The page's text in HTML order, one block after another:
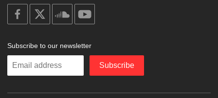
on
facebook
soundcloud
Subscribe to our newsletter
Enter
Subscribe